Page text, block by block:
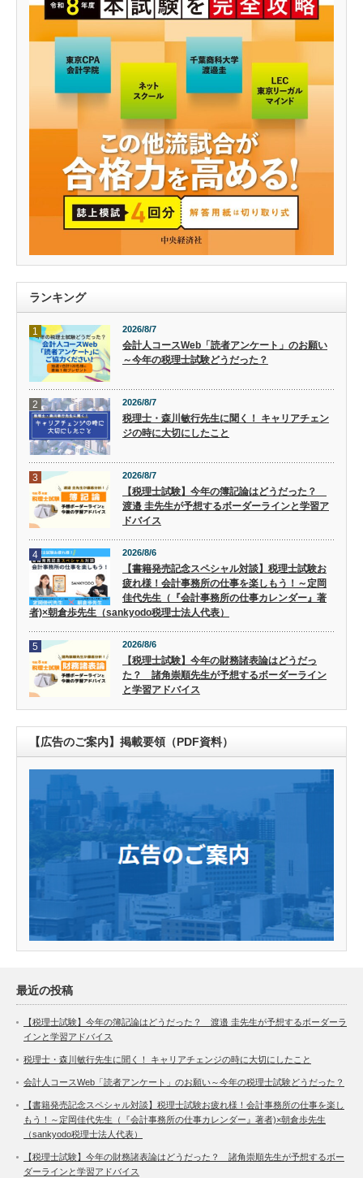
ランキング
1 2026/8/7
会計人コースWeb「読者アンケート」のお願い
～今年の税理士試験どうだった？
2 2026/8/7
税理士・森川敏行先生に聞く！ キャリアチェン
ジの時に大切にしたこと
3 2026/8/7
【税理士試験】今年の簿記論はどうだった？
渡邉 圭先生が予想するボーダーラインと学習ア
ドバイス
4 2026/8/6
【書籍発売記念スペシャル対談】税理士試験お
疲れ様！会計事務所の仕事を楽しもう！～定岡
佳代先生（『会計事務所の仕事カレンダー』著
者)×朝倉歩先生（sankyodo税理士法人代表）
5 2026/8/6
【税理士試験】今年の財務諸表論はどうだっ
た？ 諸角崇順先生が予想するボーダーライン
と学習アドバイス
【広告のご案内】掲載要領（PDF資料）
最近の投稿
【税理士試験】今年の簿記論はどうだった？ 渡邉 圭先生が予想するボーダーラ
インと学習アドバイス
税理士・森川敏行先生に聞く！ キャリアチェンジの時に大切にしたこと
会計人コースWeb「読者アンケート」のお願い～今年の税理士試験どうだった？
【書籍発売記念スペシャル対談】税理士試験お疲れ様！会計事務所の仕事を楽し
もう！～定岡佳代先生（『会計事務所の仕事カレンダー』著者)×朝倉歩先生
（sankyodo税理士法人代表）
【税理士試験】今年の財務諸表論はどうだった？ 諸角崇順先生が予想するボー
ダーラインと学習アドバイス